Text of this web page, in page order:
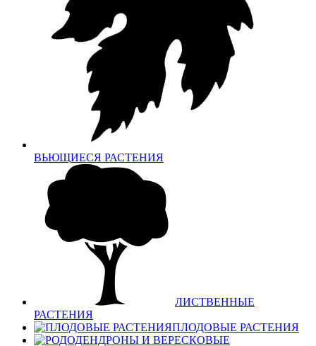
ВЬЮЩИЕСЯ РАСТЕНИЯ
ЛИСТВЕННЫЕ
РАСТЕНИЯ
ПЛОДОВЫЕ РАСТЕНИЯ